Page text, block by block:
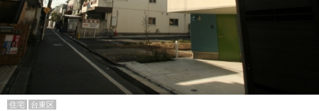
住宅 台東区